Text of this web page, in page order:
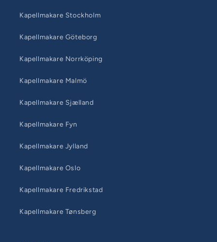
Kapellmakare Stockholm
Kapellmakare Göteborg
Kapellmakare Norrköping
Kapellmakare Malmö
Kapellmakare Sjælland
Kapellmakare Fyn
Kapellmakare Jylland
Kapellmakare Oslo
Kapellmakare Fredrikstad
Kapellmakare Tønsberg